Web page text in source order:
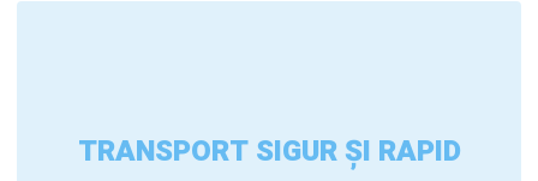
TRANSPORT SIGUR ȘI RAPID